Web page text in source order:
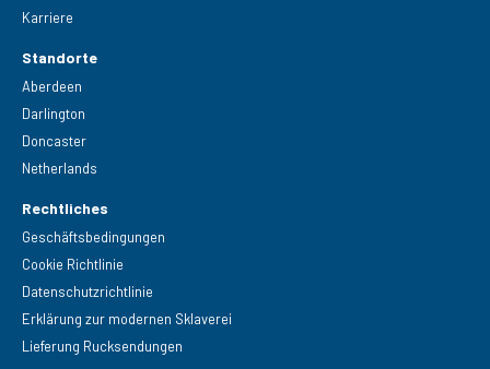
Karriere
Standorte
Aberdeen
Darlington
Doncaster
Netherlands
Rechtliches
Geschäftsbedingungen
Cookie Richtlinie
Datenschutzrichtlinie
Erklärung zur modernen Sklaverei
Lieferung Rucksendungen